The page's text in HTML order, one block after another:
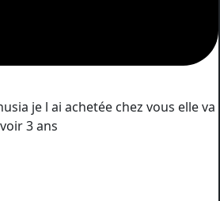
je l ai achetée chez vous elle va
3 ans